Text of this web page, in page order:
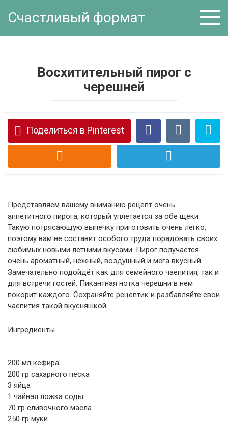
Счастливый формат
Восхитительный пирог с
черешней
Поделиться в Pinterest
Представляем вашему вниманию рецепт очень
аппетитного пирога, который уплетается за обе щеки.
Такую потрясающую выпечку приготовить очень легко,
поэтому вам не составит особого труда порадовать своих
любимых новыми летними вкусами. Пирог получается
очень ароматный, нежный, воздушный и мега вкусный.
Замечательно подойдёт как для семейного чаепития, так и
для встречи гостей. Пикантная нотка черешни в нем
покорит каждого. Сохраняйте рецептик и разбавляйте свои
чаепития такой вкусняшкой.
Ингредиенты
200 мл кефира
200 гр сахарного песка
3 яйца
1 чайная ложка соды
70 гр сливочного масла
250 гр муки